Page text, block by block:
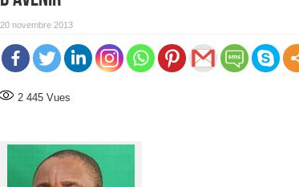
20 novembre 2013
2 445Vues